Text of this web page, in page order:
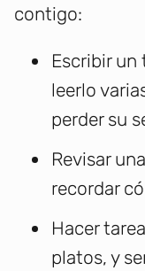
contigo:
Escribir
leerlo
perder su
Revisar
recordar
Hacer
platos, y